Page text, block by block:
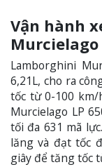
Vận hành
Murcielago
Lamborghini
6,21L, cho ra
tốc từ 0-100 km/
Murcielago LP
tối đa 631 mã
lăng và đạt tốc
giây để tăng tốc